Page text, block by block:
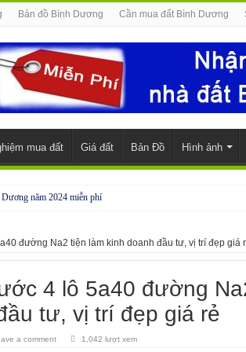
Bản đồ Bình Dương Cần mua đất Bình Dương
mua đất Giá đất Bản Đồ Hình ảnh
năm 2024 miễn phí
Phướcđường Na2 tiện làm kinh doanh đầu tư, vị trí đẹp giá
4 lô 5a40 đường
tư, vị trí đẹp giá rẻ
a comment 1,042 lượt xem